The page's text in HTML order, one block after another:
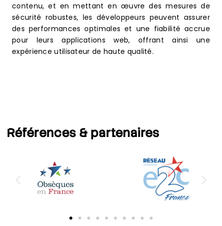
contenu, et en mettant en œuvre des mesures de
sécurité robustes, les développeurs peuvent assurer
des performances optimales et une fiabilité accrue
pour leurs applications web, offrant ainsi une
expérience utilisateur de haute qualité.
Références& partenaires